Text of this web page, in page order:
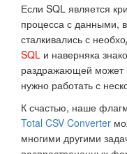
Если SQL является
процесса с данными,
сталкивались с
SQL и наверняка
раздражающей может
нужно работать с
К счастью, наше
Total CSV Converter
многими другими